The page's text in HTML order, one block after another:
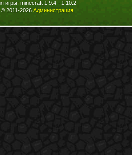
игры: minecraft 1.9.4 - 1.10.2
2011-2026 Администрация